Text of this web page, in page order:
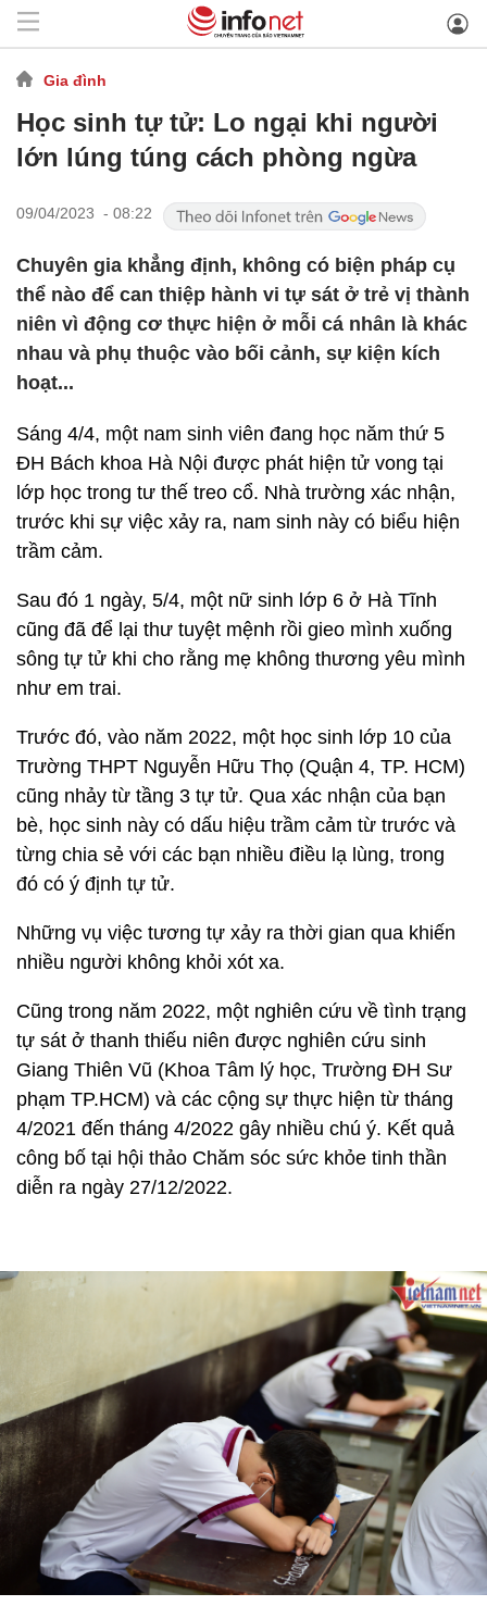
Gia đình
Học sinh tự tử: Lo ngại khi người
lớn lúng túng cách phòng ngừa
09/04/2023 - 08:22
Chuyên gia khẳng định, không có biện pháp cụ
thể nào để can thiệp hành vi tự sát ở trẻ vị thành
niên vì động cơ thực hiện ở mỗi cá nhân là khác
nhau và phụ thuộc vào bối cảnh, sự kiện kích
hoạt...
Sáng 4/4, một nam sinh viên đang học năm thứ 5
ĐH Bách khoa Hà Nội được phát hiện tử vong tại
lớp học trong tư thế treo cổ. Nhà trường xác nhận,
trước khi sự việc xảy ra, nam sinh này có biểu hiện
trầm cảm.
Sau đó 1 ngày, 5/4, một nữ sinh lớp 6 ở Hà Tĩnh
cũng đã để lại thư tuyệt mệnh rồi gieo mình xuống
sông tự tử khi cho rằng mẹ không thương yêu mình
như em trai.
Trước đó, vào năm 2022, một học sinh lớp 10 của
Trường THPT Nguyễn Hữu Thọ (Quận 4, TP. HCM)
cũng nhảy từ tầng 3 tự tử. Qua xác nhận của bạn
bè, học sinh này có dấu hiệu trầm cảm từ trước và
từng chia sẻ với các bạn nhiều điều lạ lùng, trong
đó có ý định tự tử.
Những vụ việc tương tự xảy ra thời gian qua khiến
nhiều người không khỏi xót xa.
Cũng trong năm 2022, một nghiên cứu về tình trạng
tự sát ở thanh thiếu niên được nghiên cứu sinh
Giang Thiên Vũ (Khoa Tâm lý học, Trường ĐH Sư
phạm TP.HCM) và các cộng sự thực hiện từ tháng
4/2021 đến tháng 4/2022 gây nhiều chú ý. Kết quả
công bố tại hội thảo Chăm sóc sức khỏe tinh thần
diễn ra ngày 27/12/2022.